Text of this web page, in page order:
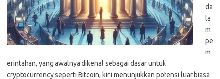
da
la
m
pe
m
erintahan, yang awalnya dikenal sebagai dasar untuk
cryptocurrency seperti Bitcoin, kini menunjukkan potensi luar biasa